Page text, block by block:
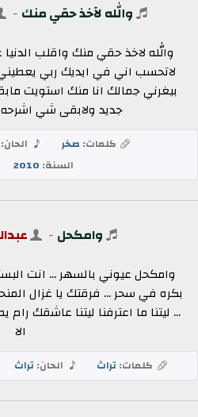
والله لآخذ حقي منك -
والله لاخذ حقي منك واقلب
لاتحسب اني في ايديك ربي
بيغرني جمالك انا منك استويت
جديد ولابقى شي اشرحه
كلمات: صخر الحان:
السنة: 2010
وامكحل -
وامكحل عيوني بالسهر ... انت
بكره في سحر ... فرقتك يا غزال
... ليتنا ما اعترفنا ليتنا عاشقك
الا
كلمات:تراث الحان:تراث